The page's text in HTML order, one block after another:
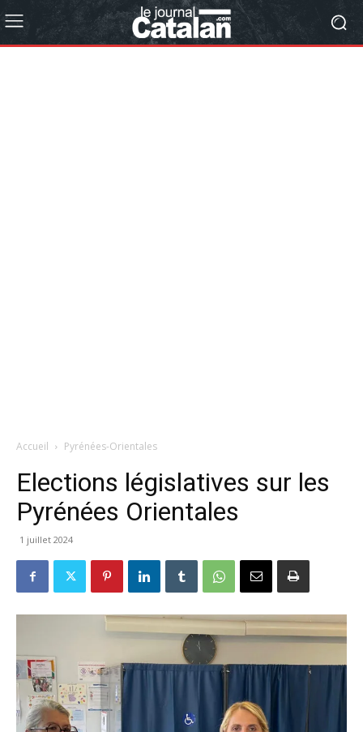
Accueil Pyrénées-Orientales
Elections législatives sur les
Pyrénées Orientales
1 juillet 2024